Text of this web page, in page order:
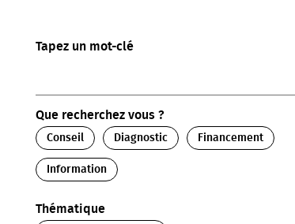
FILTRER LES RÉSULTATS
Tapez un mot-clé
Que recherchez vous ?
Conseil Diagnostic Financement
Information
Thématique